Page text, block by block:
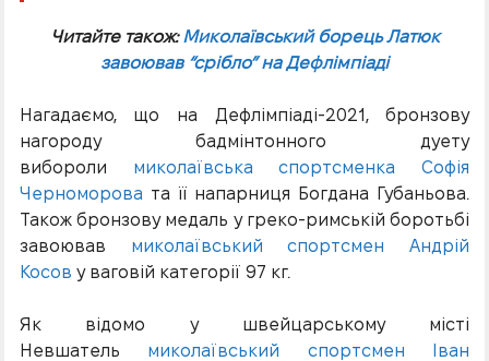
Читайте також:Миколаївський борець Латюк
завоював “срібло” на Дефлімпіаді
Нагадаємо, що на Дефлімпіаді-2021, бронзову
нагороду бадмінтонного дуету
вибороли миколаївська спортсменка Софія
Черноморова та її напарниця Богдана Губаньова.
Також бронзову медаль у греко-римській боротьбі
завоював миколаївський спортсмен Андрій
Косов у ваговій категорії 97 кг.
Як відомо у швейцарському місті
Невшатель миколаївський спортсмен Іван